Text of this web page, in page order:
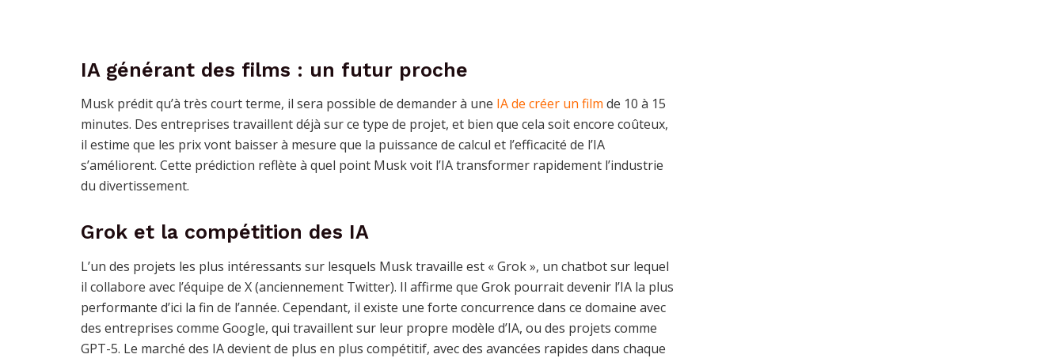
IA générant des films : un futur proche
Musk prédit qu’à très court terme, il sera possible de demander à une IA de créer un film de 10 à 15
minutes. Des entreprises travaillent déjà sur ce type de projet, et bien que cela soit encore coûteux,
il estime que les prix vont baisser à mesure que la puissance de calcul et l’efficacité de l’IA
s’améliorent. Cette prédiction reflète à quel point Musk voit l’IA transformer rapidement l’industrie
du divertissement.
Grok et la compétition des IA
L’un des projets les plus intéressants sur lesquels Musk travaille est « Grok », un chatbot sur lequel
il collabore avec l’équipe de X (anciennement Twitter). Il affirme que Grok pourrait devenir l’IA la plus
performante d’ici la fin de l’année. Cependant, il existe une forte concurrence dans ce domaine avec
des entreprises comme Google, qui travaillent sur leur propre modèle d’IA, ou des projets comme
GPT-5. Le marché des IA devient de plus en plus compétitif, avec des avancées rapides dans chaque